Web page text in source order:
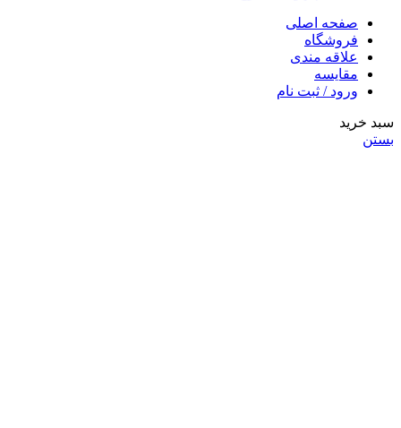
صفحه اصلی
فروشگاه
علاقه مندی
مقایسه
ورود / ثبت نام
سبد خرید
بستن